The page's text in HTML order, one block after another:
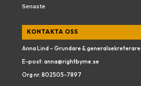
Senaste
KONTAKTA OSS
Anna Lind – Grundare & generalsekreterare
E-post: anna@rightbyme.se
Org nr. 802505-7897